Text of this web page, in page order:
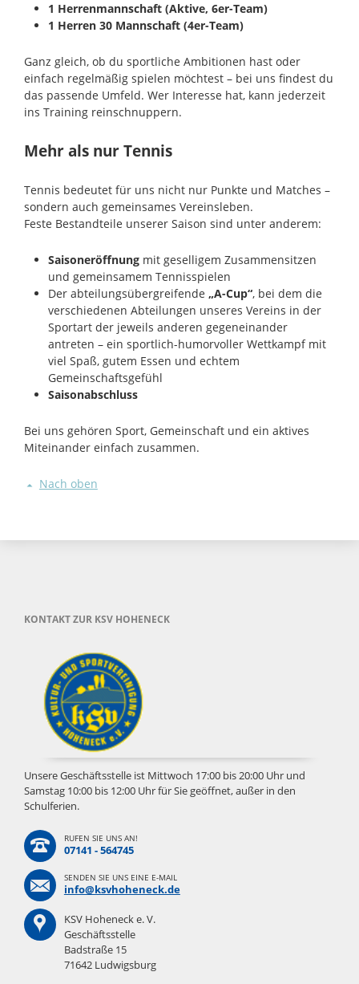
1 Herrenmannschaft (Aktive, 6er-Team)
1 Herren 30 Mannschaft (4er-Team)
Ganz gleich, ob du sportliche Ambitionen hast oder
einfach regelmäßig spielen möchtest – bei uns findest du
das passende Umfeld. Wer Interesse hat, kann jederzeit
ins Training reinschnuppern.
Mehr als nur Tennis
Tennis bedeutet für uns nicht nur Punkte und Matches –
sondern auch gemeinsames Vereinsleben.
Feste Bestandteile unserer Saison sind unter anderem:
Saisoneröffnungmit geselligem Zusammensitzen
und gemeinsamem Tennisspielen
Der abteilungsübergreifende „A-Cup“, bei dem die
verschiedenen Abteilungen unseres Vereins in der
Sportart der jeweils anderen gegeneinander
antreten – ein sportlich-humorvoller Wettkampf mit
viel Spaß, gutem Essen und echtem
Gemeinschaftsgefühl
Saisonabschluss
Bei uns gehören Sport, Gemeinschaft und ein aktives
Miteinander einfach zusammen.
Nach oben
KONTAKT ZUR KSV HOHENECK
Unsere Geschäftsstelle ist Mittwoch 17:00 bis 20:00 Uhr und
Samstag 10:00 bis 12:00 Uhr für Sie geöffnet, außer in den
Schulferien.
RUFEN SIE UNS AN!
07141 - 564745
SENDEN SIE UNS EINE E-MAIL
info@ksvhoheneck.de
KSV Hoheneck e. V.
Geschäftsstelle
Badstraße 15
71642 Ludwigsburg